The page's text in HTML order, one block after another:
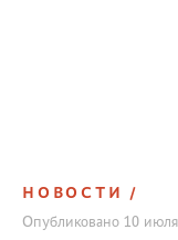
НОВОСТИ
Опубликовано 10